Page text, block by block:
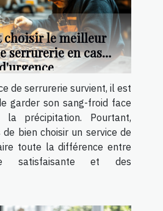
choisir le meilleur
serrurerie en cas
de serrurerie survient, il est
garder son sang-froid face
précipitation. Pourtant,
bien choisir un service de
toute la différence entre
satisfaisante et des